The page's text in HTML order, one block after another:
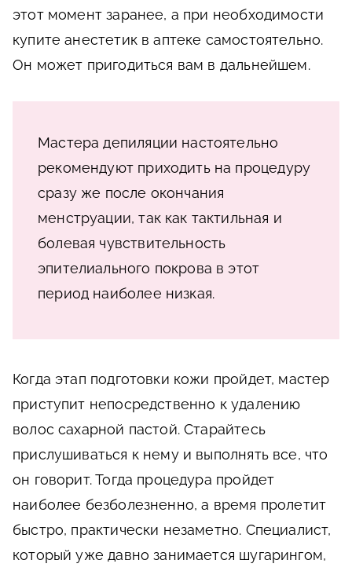
этот момент заранее, а при необходимости
купите анестетик в аптеке самостоятельно.
Он может пригодиться вам в дальнейшем.
Мастера депиляции настоятельно
рекомендуют приходить на процедуру
сразу же после окончания
менструации, так как тактильная и
болевая чувствительность
эпителиального покрова в этот
период наиболее низкая.
Когда этап подготовки кожи пройдет, мастер
приступит непосредственно к удалению
волос сахарной пастой. Старайтесь
прислушиваться к нему и выполнять все, что
он говорит. Тогда процедура пройдет
наиболее безболезненно, а время пролетит
быстро, практически незаметно. Специалист,
который уже давно занимается шугарингом,